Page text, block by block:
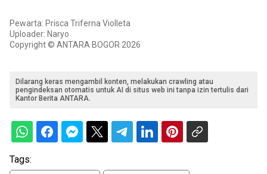
Pewarta: Prisca Triferna Violleta
Uploader: Naryo
Copyright © ANTARA BOGOR 2026
Dilarang keras mengambil konten, melakukan crawling atau
pengindeksan otomatis untuk AI di situs web ini tanpa izin tertulis dari
Kantor Berita ANTARA.
Tags: